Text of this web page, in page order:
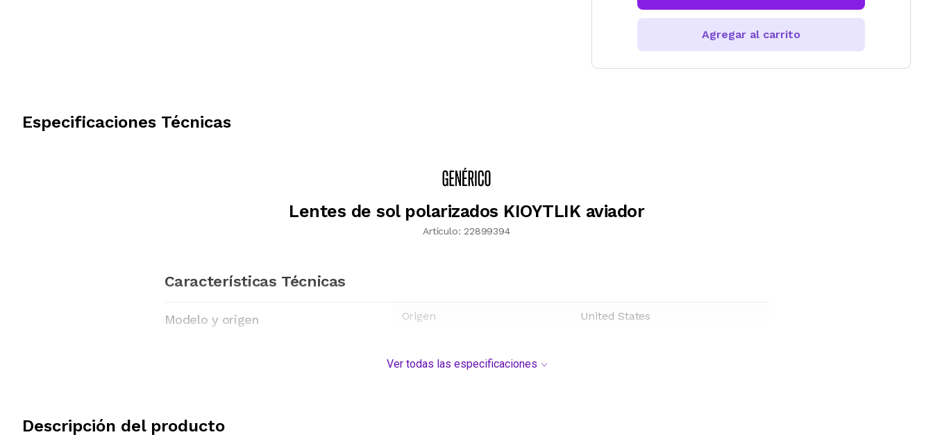
Agregar al carrito
Especificaciones Técnicas
Lentes de sol polarizados KIOYTLIK aviador
Artículo: 22899394
Características Técnicas
Modelo y origen Origen United States
Ver todas las especificaciones
Descripción del producto